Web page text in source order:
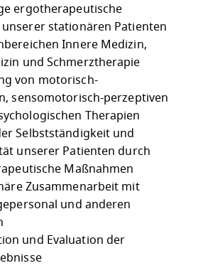
ergotherapeutische
stationären Patienten
Innere Medizin,
und Schmerztherapie
von motorisch-
sensomotorisch-perzeptiven
Therapien
Selbstständigkeit und
unserer Patienten durch
Maßnahmen
Zusammenarbeit mit
und anderen
und Evaluation der